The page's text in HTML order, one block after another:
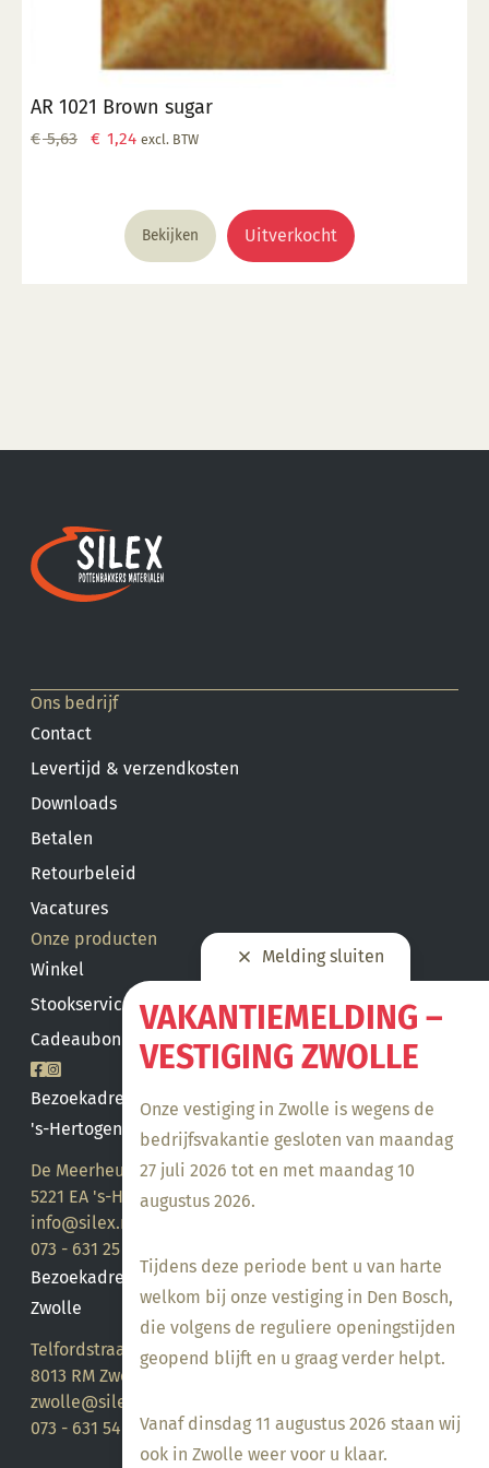
Melding sluiten
VAKANTIEMELDING –
VESTIGING ZWOLLE
Onze vestiging in Zwolle is wegens de
bedrijfsvakantie gesloten van maandag
27 juli 2026 tot en met maandag 10
augustus 2026.
Tijdens deze periode bent u van harte
welkom bij onze vestiging in Den Bosch,
die volgens de reguliere openingstijden
geopend blijft en u graag verder helpt.
Vanaf dinsdag 11 augustus 2026 staan wij
ook in Zwolle weer voor u klaar.
AR 1021 Brown sugar
€5,63
Oorspronkelijke
€ 5,63.
€ 1,24Huidige
€ 1,24.
excl. BTW
Bekijken Uitverkocht
Ons bedrijf
Contact
Levertijd & verzendkosten
Downloads
Betalen
Retourbeleid
Vacatures
Onze producten
Winkel
Stookservice
Cadeaubon saldo
Bezoekadres
's-Hertogenbosch
De Meerheuvel 21
5221 EA 's-Hertogenbosch
info@silex.nl
073 - 631 25 28
Bezoekadres
Zwolle
Telfordstraat 14
8013 RM Zwolle
zwolle@silex.nl
073 - 631 54 05